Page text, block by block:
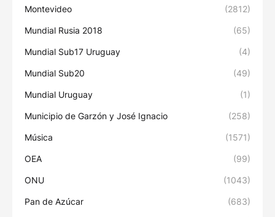
Montevideo (2812)
Mundial Rusia 2018 (65)
Mundial Sub17 Uruguay (4)
Mundial Sub20 (49)
Mundial Uruguay (1)
Municipio de Garzón y José Ignacio (258)
Música (1571)
OEA (99)
ONU (1043)
Pan de Azúcar (683)